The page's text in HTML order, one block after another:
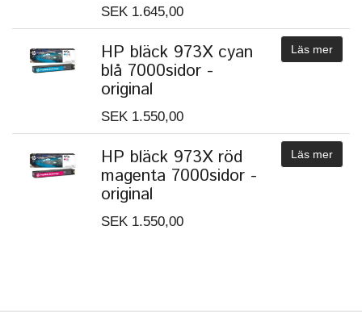
SEK 1.645,00
HP bläck 973X cyan
blå 7000sidor -
original
SEK 1.550,00
Läs mer
HP bläck 973X röd
magenta 7000sidor -
original
SEK 1.550,00
Läs mer